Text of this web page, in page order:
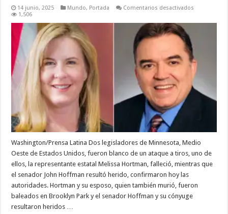
14 junio, 2025 Mundo, Portada Comentarios desactivados
senador
fue
herido
1,506
Washington/Prensa Latina Dos legisladores de Minnesota, Medio
Oeste de Estados Unidos, fueron blanco de un ataque a tiros, uno de
ellos, la representante estatal Melissa Hortman, falleció, mientras que
el senador John Hoffman resultó herido, confirmaron hoy las
autoridades. Hortman y su esposo, quien también murió, fueron
baleados en Brooklyn Park y el senador Hoffman y su cónyuge
resultaron heridos …